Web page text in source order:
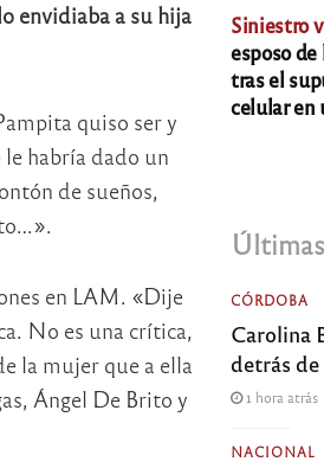
envidiaba a su hija
quiso ser y
habría dado un
de sueños,
en LAM. «Dije
No es una crítica,
la mujer que a ella
Ángel De Brito y
Siniestro
esposo
tras el
celular en
CÓRDOBA
Carolina
detrás de
1 hora atrás
NACIONAL